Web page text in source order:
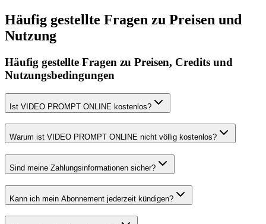
Häufig gestellte Fragen zu Preisen und
Nutzung
Häufig gestellte Fragen zu Preisen, Credits und
Nutzungsbedingungen
Ist VIDEO PROMPT ONLINE kostenlos?
Warum ist VIDEO PROMPT ONLINE nicht völlig kostenlos?
Sind meine Zahlungsinformationen sicher?
Kann ich mein Abonnement jederzeit kündigen?